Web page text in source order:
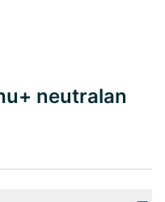
neutralan